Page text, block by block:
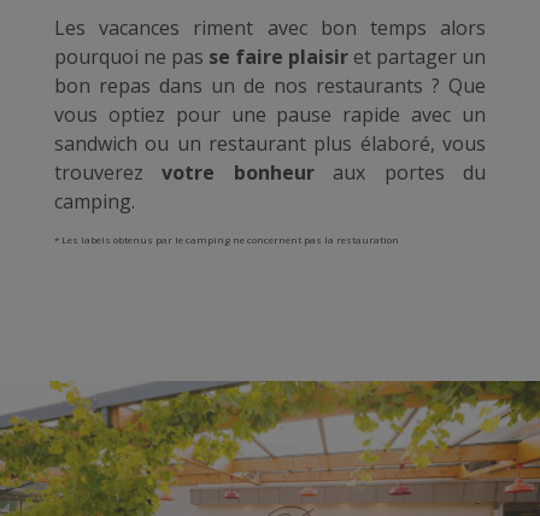
Les vacances riment avec bon temps alors
pourquoi ne pas se faire plaisir et partager un
bon repas dans un de nos restaurants ? Que
vous optiez pour une pause rapide avec un
sandwich ou un restaurant plus élaboré, vous
trouverezvotre bonheuraux portes du
camping.
* Les labels obtenus par le camping ne concernent pas la restauration